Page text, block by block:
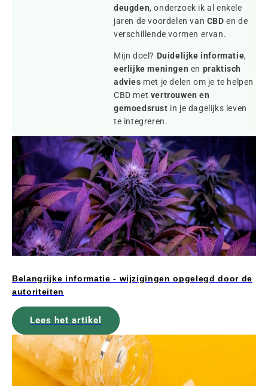
deugden, onderzoek ik al enkele
jaren de voordelen van CBD en de
verschillende vormen ervan.
Mijn doel? Duidelijke informatie,
eerlijke meningen en praktisch
advies met je delen om je te helpen
CBD met vertrouwen en
gemoedsrust in je dagelijks leven
te integreren.
Belangrijke informatie - wijzigingen opgelegd door de
autoriteiten
Lees het artikel